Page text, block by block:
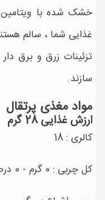
غذایی شما ، سالم
تزئینات زرق و برق
سازند.
مواد مغذی پرتقال
ارزش غذایی 28 گرم
کالری : 18
کل چربی : 0 گرم - 0 درصد DV